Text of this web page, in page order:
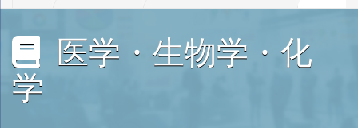
医学・生物学・化
学